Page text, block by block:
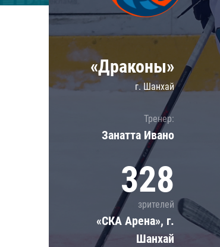
Локомотив
Шанхайские
«Драконы»
г. Шанхай
Тренер:
Занатта Иванo
328
зрителей
«СКА Арена», г.
Шанхай